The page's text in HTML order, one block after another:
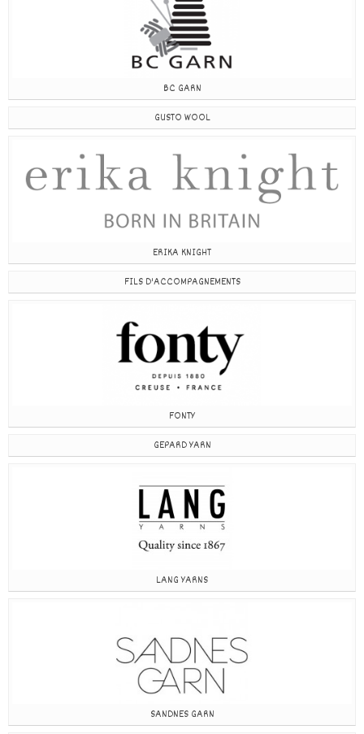
BC GARN
GUSTO WOOL
ERIKA KNIGHT
FILS D'ACCOMPAGNEMENTS
FONTY
GEPARD YARN
LANG YARNS
SANDNES GARN